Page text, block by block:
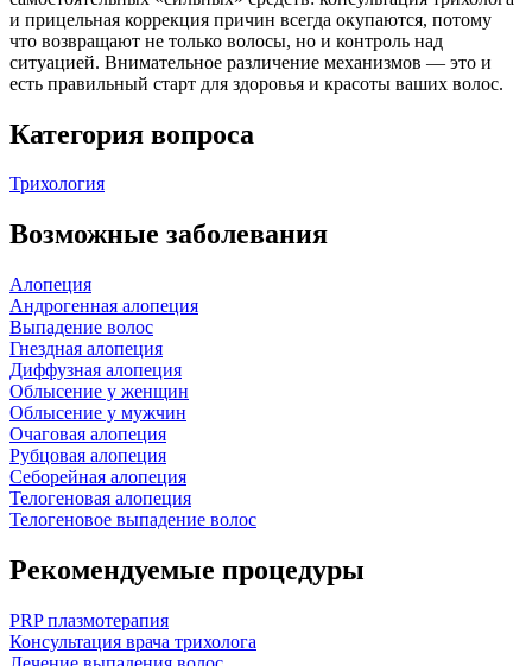
и прицельная коррекция причин всегда окупаются, потому
что возвращают не только волосы, но и контроль над
ситуацией. Внимательное различение механизмов — это и
есть правильный старт для здоровья и красоты ваших волос.
Категория вопроса
Трихология
Возможные заболевания
Алопеция
Андрогенная алопеция
Выпадение волос
Гнездная алопеция
Диффузная алопеция
Облысение у женщин
Облысение у мужчин
Очаговая алопеция
Рубцовая алопеция
Себорейная алопеция
Телогеновая алопеция
Телогеновое выпадение волос
Рекомендуемые процедуры
PRP плазмотерапия
Консультация врача трихолога